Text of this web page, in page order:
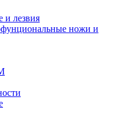
и лезвия
ножи и